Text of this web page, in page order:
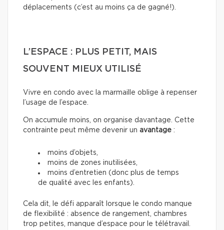
déplacements (c’est au moins ça de gagné!).
L’ESPACE : PLUS PETIT, MAIS
SOUVENT MIEUX UTILISÉ
Vivre en condo avec la marmaille oblige à repenser
l’usage de l’espace.
On accumule moins, on organise davantage. Cette
contrainte peut même devenir un avantage :
moins d’objets,
moins de zones inutilisées,
moins d’entretien (donc plus de temps
de qualité avec les enfants).
Cela dit, le défi apparaît lorsque le condo manque
de flexibilité : absence de rangement, chambres
trop petites, manque d’espace pour le télétravail.